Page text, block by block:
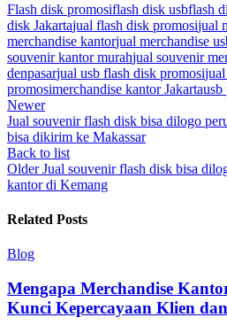
Flash disk promosiflash disk usbflash
disk Jakartajual flash disk promosijual
merchandise kantorjual merchandise
souvenir kantor murahjual souvenir
denpasarjual usb flash disk promosijual
promosimerchandise kantor Jakartausb
Newer
Jual souvenir flash disk bisa dilogo
bisa dikirim ke Makassar
Back to list
Older Jual souvenir flash disk bisa
kantor di Kemang
Related Posts
Blog
Mengapa Merchandise
Kunci Kepercayaan Klien